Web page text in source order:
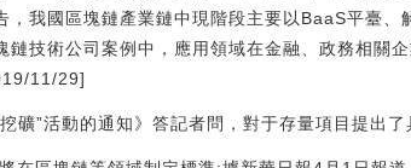
我國區塊鏈產業鏈中現階段主要以BaaS平臺、
技術公司案例中，應用領域在金融、政務相關
11/29]
礦”活動的通知》答記者問，對于存量項目提出了